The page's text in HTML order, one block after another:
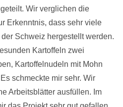
Wir verglichen die
Erkenntnis, dass sehr viele
Schweiz hergestellt werden.
Kartoffeln zwei
Kartoffelnudeln mit Mohn
schmeckte mir sehr. Wir
Arbeitsblätter ausfüllen. Im